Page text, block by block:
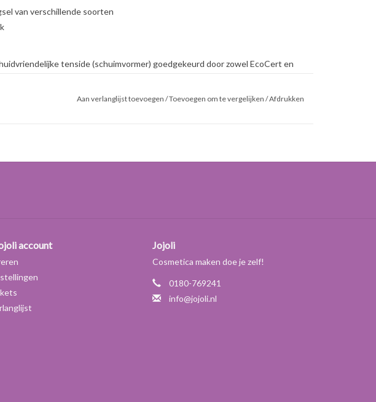
van verschillende soorten
tenside (schuimvormer) goedgekeurd door zowel EcoCert en
Glycerine voorkomt uitdroging en irritatie.
Aan verlanglijst toevoegen /Toevoegen om te vergelijken /Afdrukken
account Jojoli
Cosmetica maken doe je zelf!
0180-769241
info@jojoli.nl